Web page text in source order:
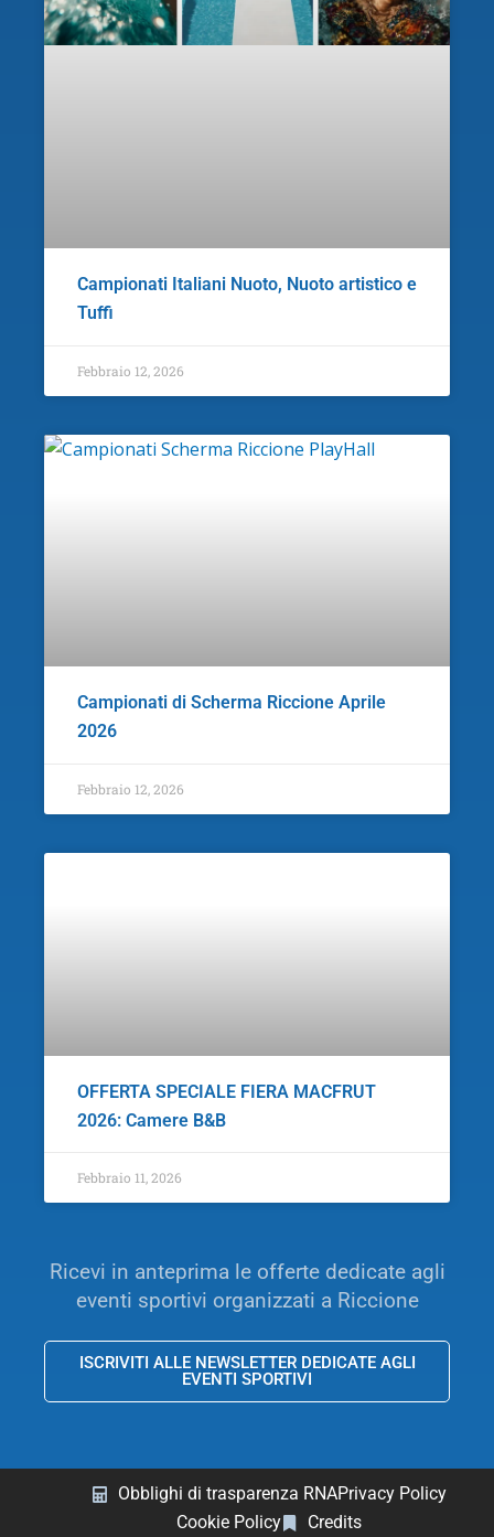
Campionati Italiani Nuoto, Nuoto artistico e
Tuffi
Febbraio 12, 2026
Campionati di Scherma Riccione Aprile
2026
Febbraio 12, 2026
OFFERTA SPECIALE FIERA MACFRUT
2026: Camere B&B
Febbraio 11, 2026
Ricevi in anteprima le offerte dedicate agli
eventi sportivi organizzati a Riccione
ISCRIVITI ALLE NEWSLETTER DEDICATE AGLI
EVENTI SPORTIVI
Obblighi di trasparenza RNAPrivacy Policy
Cookie Policy
Credits